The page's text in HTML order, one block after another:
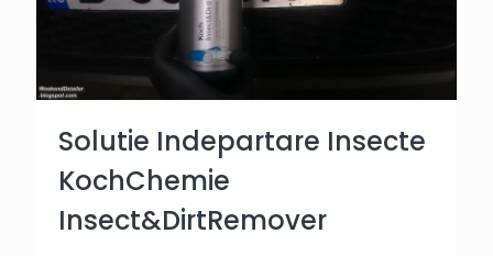
Solutie Indepartare Insecte
KochChemie
Insect&DirtRemover